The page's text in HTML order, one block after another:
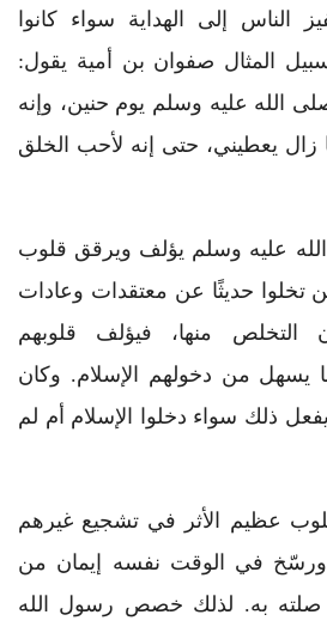
الناس إلى الهداية سواء كانوا
المثال صفوان بن أمية يقول:
الله عليه وسلم يوم حنين، وإنه
زال يعطيني، حتى إنه لأحب الخلق
عليه وسلم يؤلف ويرقق قلوب
حديثًا عن معتقدات وعادات
التخلص منها، فيؤلف قلوبهم
يسهل من دخولهم الإسلام. وكان
ذلك سواء دخلوا الإسلام أم لم
عظيم الأثر في تشجيع غيرهم
ورسّخ في الوقت نفسه إيمان من
صلته به. لذلك خصص رسول الله